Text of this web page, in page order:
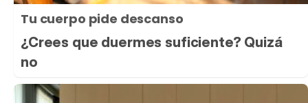
Tu cuerpo pide descanso
¿Crees que duermes suficiente? Quizá
no